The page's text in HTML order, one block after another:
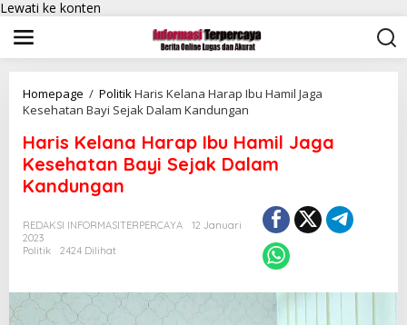
Lewati ke konten
Homepage / PolitikHaris Kelana Harap Ibu Hamil Jaga
Kesehatan Bayi Sejak Dalam Kandungan
Haris Kelana Harap Ibu Hamil Jaga
Kesehatan Bayi Sejak Dalam
Kandungan
REDAKSI INFORMASITERPERCAYA
12 Januari
2023
Politik
2424 Dilihat